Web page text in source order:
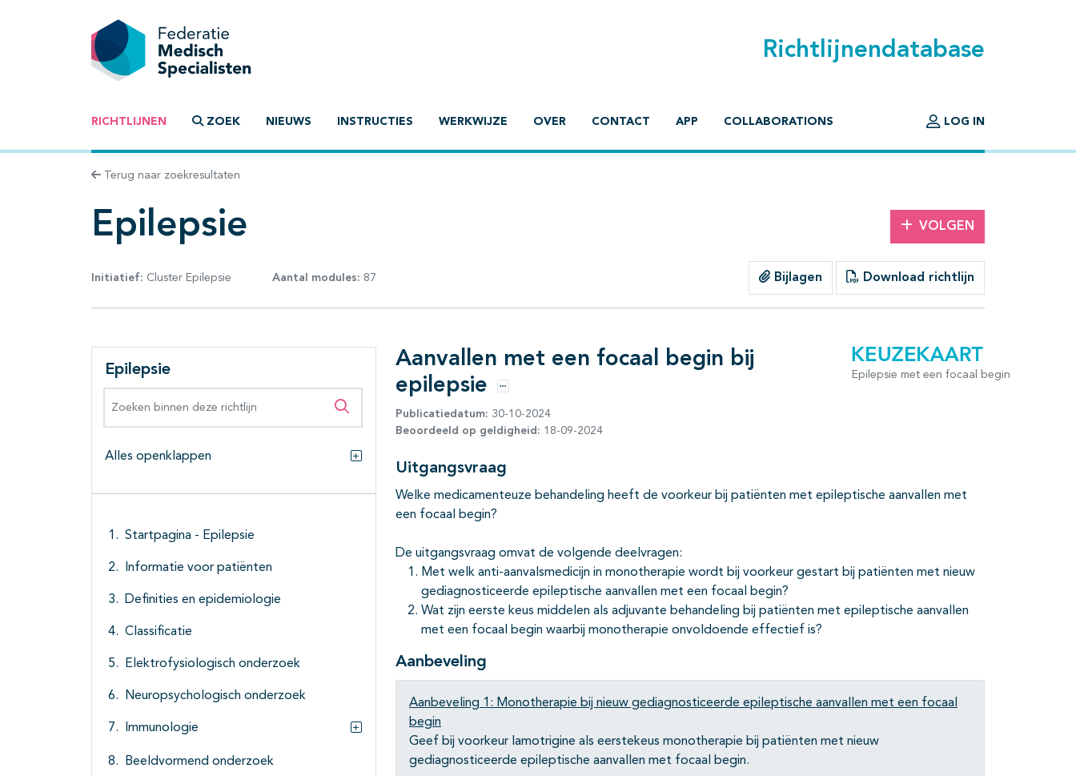
Richtlijnendatabase
RICHTLIJNEN ZOEK NIEUWS INSTRUCTIES WERKWIJZE OVER CONTACT APP COLLABORATIONS LOG IN
Terug naar zoekresultaten
Epilepsie VOLGEN
Initiatief: Cluster Epilepsie Aantal modules: 87 Bijlagen Download richtlijn
Epilepsie
Zoeken binnen deze richtlijn
Alles openklappen
Alles openklappen
Startpagina - Epilepsie
Informatie voor patiënten
Definities en epidemiologie
Classificatie
Elektrofysiologisch onderzoek
Neuropsychologisch onderzoek
Immunologie
Subpagina's open- en dichtklappen
Beeldvormend onderzoek
Aanvallen met een focaal begin bij
epilepsie
Opties
Publicatiedatum: 30-10-2024
Beoordeeld op geldigheid: 18-09-2024
Epilepsie met een focaal begin
Uitgangsvraag
Welke medicamenteuze behandeling heeft de voorkeur bij patiënten met epileptische aanvallen met
een focaal begin?
De uitgangsvraag omvat de volgende deelvragen:
Met welk anti-aanvalsmedicijn in monotherapie wordt bij voorkeur gestart bij patiënten met nieuw
gediagnosticeerde epileptische aanvallen met een focaal begin?
Wat zijn eerste keus middelen als adjuvante behandeling bij patiënten met epileptische aanvallen
met een focaal begin waarbij monotherapie onvoldoende effectief is?
Aanbeveling
Aanbeveling 1: Monotherapie bij nieuw gediagnosticeerde epileptische aanvallen met een focaal
begin
Geef bij voorkeur lamotrigine als eerstekeus monotherapie bij patiënten met nieuw
gediagnosticeerde epileptische aanvallen met focaal begin.